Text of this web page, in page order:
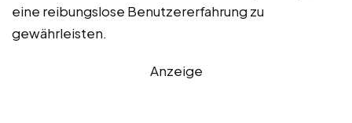
eine reibungslose Benutzererfahrung zu
gewährleisten.
Anzeige